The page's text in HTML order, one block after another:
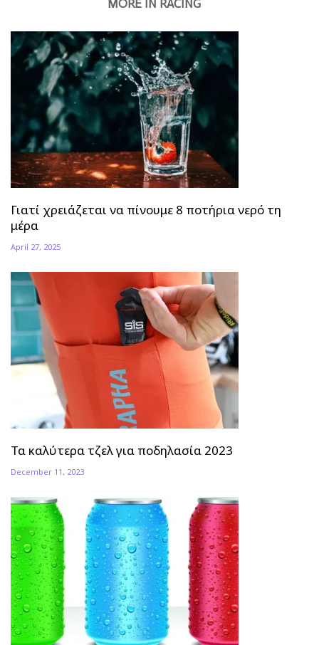
MORE IN RACING
Γιατί χρειάζεται να πίνουμε 8 ποτήρια νερό τη
μέρα
April 27, 2025
Τα καλύτερα τζελ για ποδηλασία 2023
December 11, 2023